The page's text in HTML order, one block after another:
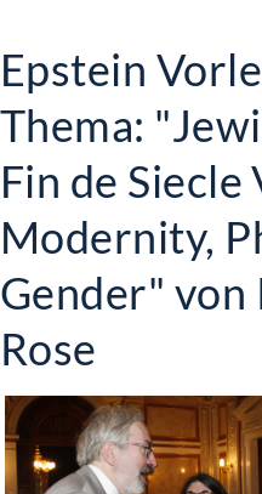
Epstein
Thema:
Fin de Siecle
Modernity,
Gender" von
Rose